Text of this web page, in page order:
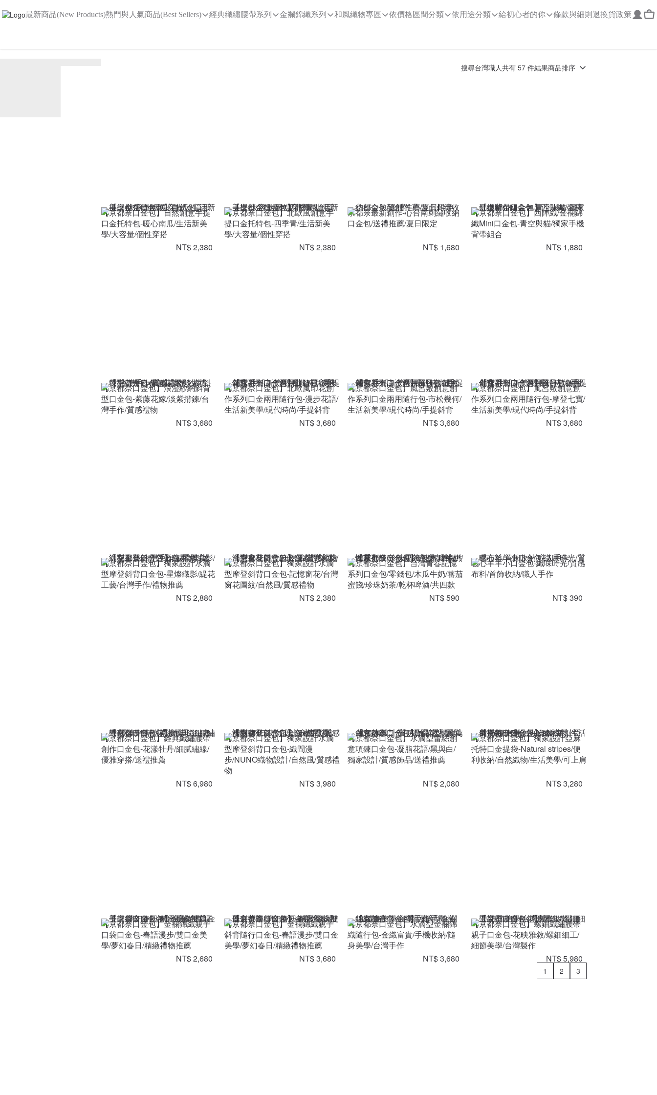
最新商品(New Products)熱門與人氣商品(Best Sellers) 經典織繡腰帶系列 金襴錦織系列 和風織物專區 依價格區間分類 依用途分類 給初心者的你 條款與細則 退換貨政策
搜尋台灣職人共有 57 件結果商品排序
【京都奈口金包】自然創意手提
口金托特包-暖心南瓜/生活新美
學/大容量/個性穿搭
NT$ 2,380
【京都奈口金包】北歐風創意手
提口金托特包-四季青/生活新美
學/大容量/個性穿搭
NT$ 2,380
京都奈最新創作-心台南刺繡收納
口金包/送禮推薦/夏日限定
NT$ 1,680
【京都奈口金包】西陣織/金襴錦
織Mini口金包-青空與貓/獨家手機
背帶組合
NT$ 1,880
【京都奈口金包】浪漫紗網斜背
型口金包-紫藤花嫁/淡紫揹鍊/台
灣手作/質感禮物
NT$ 3,680
【京都奈口金包】北歐風印花創
作系列口金兩用隨行包-漫步花語/
生活新美學/現代時尚/手提斜背
NT$ 3,680
【京都奈口金包】風呂敷創意創
作系列口金兩用隨行包-市松幾何/
生活新美學/現代時尚/手提斜背
NT$ 3,680
【京都奈口金包】風呂敷創意創
作系列口金兩用隨行包-摩登七寶/
生活新美學/現代時尚/手提斜背
NT$ 3,680
【京都奈口金包】獨家設計水滴
型摩登斜背口金包-星燦織影/緹花
工藝/台灣手作/禮物推薦
NT$ 2,880
【京都奈口金包】獨家設計水滴
型摩登斜背口金包-記憶窗花/台灣
窗花圖紋/自然風/質感禮物
NT$ 2,380
【京都奈口金包】台灣青春記憶
系列口金包/零錢包/木瓜牛奶/蕃茄
蜜餞/珍珠奶茶/乾杯啤酒/共四款
NT$ 590
暖心羊羊小口金包-織味時光/質感
布料/首飾收納/職人手作
NT$ 390
【京都奈口金包】經典織繡腰帶
創作口金包-花漾牡丹/細膩繡線/
優雅穿搭/送禮推薦
NT$ 6,980
【京都奈口金包】獨家設計水滴
型摩登斜背口金包-織間漫
步/NUNO織物設計/自然風/質感禮
物
NT$ 3,980
【京都奈口金包】水滴型蕾絲創
意項鍊口金包-凝脂花語/黑與白/
獨家設計/質感飾品/送禮推薦
NT$ 2,080
【京都奈口金包】獨家設計亞麻
托特口金提袋-Natural stripes/便
利收納/自然織物/生活美學/可上肩
NT$ 3,280
【京都奈口金包】金襴錦織親子
口袋口金包-春語漫步/雙口金美
學/夢幻春日/精緻禮物推薦
NT$ 2,680
【京都奈口金包】金襴錦織親子
斜背隨行口金包-春語漫步/雙口金
美學/夢幻春日/精緻禮物推薦
NT$ 3,680
【京都奈口金包】水滴型金襴錦
織隨行包-金織富貴/手機收納/隨
身美學/台灣手作
NT$ 3,680
【京都奈口金包】螺鈿織繡腰帶
親子口金包-花映雅敘/螺鈿細工/
細節美學/台灣製作
NT$ 5,980
1 2 3